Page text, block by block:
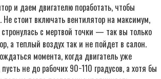
и даем двигателю поработать, чтобы
Не стоит включать вентилятор на максимум,
стронулась с мертвой точки — так вы только
а теплый воздух так и не пойдет в салон.
момента, когда двигатель уже
не до рабочих 90−110 градусов, а хотя бы